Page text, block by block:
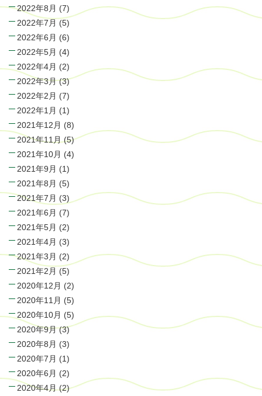
2022年8月 (7)
2022年7月 (5)
2022年6月 (6)
2022年5月 (4)
2022年4月 (2)
2022年3月(3)
2022年2月 (7)
2022年1月 (1)
2021年12月 (8)
2021年11月(5)
2021年10月 (4)
2021年9月 (1)
2021年8月 (5)
2021年7月 (3)
2021年6月 (7)
2021年5月 (2)
2021年4月 (3)
2021年3月 (2)
2021年2月 (5)
2020年12月 (2)
2020年11月 (5)
2020年10月 (5)
2020年9月(3)
2020年8月 (3)
2020年7月 (1)
2020年6月 (2)
2020年4月(2)